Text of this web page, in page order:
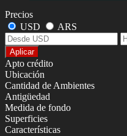
Precios
USD
ARS
Aplicar
Apto crédito
Ubicación
Cantidad de Ambientes
Antigüedad
Medida de fondo
Superficies
Características